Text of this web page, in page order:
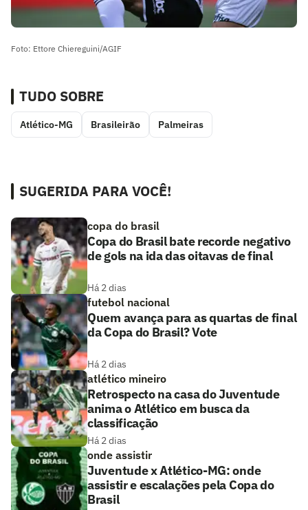
Foto: Ettore Chiereguini/AGIF
TUDO SOBRE
Atlético-MG Brasileirão Palmeiras
SUGERIDA PARA VOCÊ!
copa do brasil
Copa do Brasil bate recorde negativo
de gols na ida das oitavas de final
Há 2 dias
futebol nacional
Quem avança para as quartas de final
da Copa do Brasil? Vote
Há 2 dias
atlético mineiro
Retrospecto na casa do Juventude
anima o Atlético em busca da
classificação
Há 2 dias
onde assistir
Juventude x Atlético-MG: onde
assistir e escalações pela Copa do
Brasil